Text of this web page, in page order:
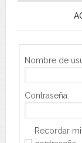
Nombre de
Contraseña:
Recordar mi